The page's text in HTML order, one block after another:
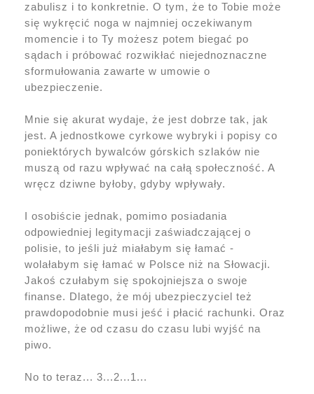
zabulisz i to konkretnie. O tym, że to Tobie może
się wykręcić noga w najmniej oczekiwanym
momencie i to Ty możesz potem biegać po
sądach i próbować rozwikłać niejednoznaczne
sformułowania zawarte w umowie o
ubezpieczenie.
Mnie się akurat wydaje, że jest dobrze tak, jak
jest. A jednostkowe cyrkowe wybryki i popisy co
poniektórych bywalców górskich szlaków nie
muszą od razu wpływać na całą społeczność. A
wręcz dziwne byłoby, gdyby wpływały.
I osobiście jednak, pomimo posiadania
odpowiedniej legitymacji zaświadczającej o
polisie, to jeśli już miałabym się łamać -
wolałabym się łamać w Polsce niż na Słowacji.
Jakoś czułabym się spokojniejsza o swoje
finanse. Dlatego, że mój ubezpieczyciel też
prawdopodobnie musi jeść i płacić rachunki. Oraz
możliwe, że od czasu do czasu lubi wyjść na
piwo.
No to teraz... 3...2...1...